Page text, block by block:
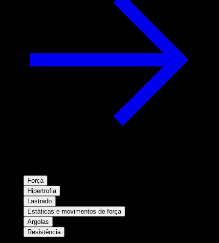
Força
Hipertrofia
Lastrado
Estáticas e movimentos de força
Argolas
Resistência